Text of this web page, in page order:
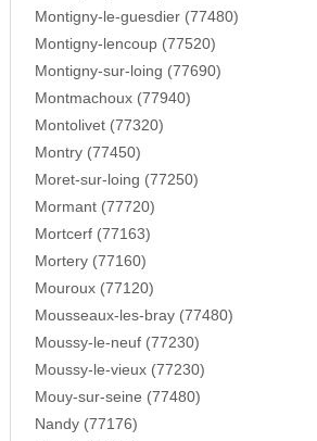
Montigny-le-guesdier (77480)
Montigny-lencoup (77520)
Montigny-sur-loing (77690)
Montmachoux (77940)
Montolivet (77320)
Montry (77450)
Moret-sur-loing (77250)
Mormant (77720)
Mortcerf (77163)
Mortery (77160)
Mouroux (77120)
Mousseaux-les-bray (77480)
Moussy-le-neuf (77230)
Moussy-le-vieux (77230)
Mouy-sur-seine (77480)
Nandy (77176)